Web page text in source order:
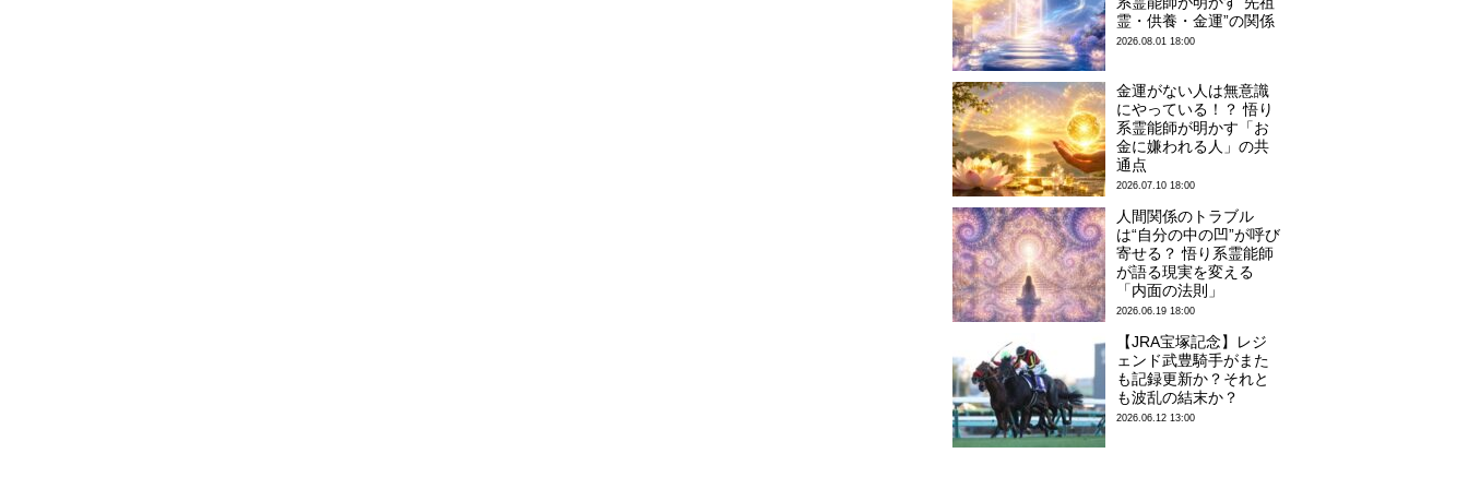
霊・供養・金運”の関係
2026.08.01 18:00
金運がない人は無意識
にやっている！？ 悟り
系霊能師が明かす「お
金に嫌われる人」の共
通点
2026.07.10 18:00
人間関係のトラブル
は“自分の中の凹”が呼び
寄せる？ 悟り系霊能師
が語る現実を変える
「内面の法則」
2026.06.19 18:00
【JRA宝塚記念】レジ
ェンド武豊騎手がまた
も記録更新か？それと
も波乱の結末か？
2026.06.12 13:00